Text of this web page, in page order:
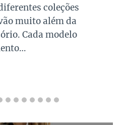
coleções
muito além da
Cada modelo